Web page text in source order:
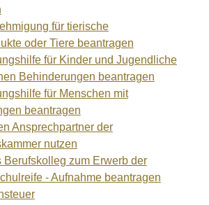
für tierische
oder Tiere beantragen
für Kinder und Jugendliche
Behinderungen beantragen
für Menschen mit
beantragen
Ansprechpartner der
nutzen
Berufskolleg zum Erwerb der
- Aufnahme beantragen